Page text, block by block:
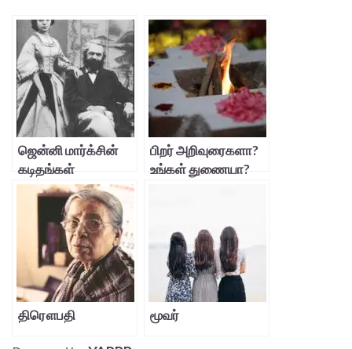
ஜென்னி மார்க்சின்
கடிதங்கள்
பிறர் அறிவுரைகளா?
உங்கள் துணையா?
திரௌபதி மூவர்